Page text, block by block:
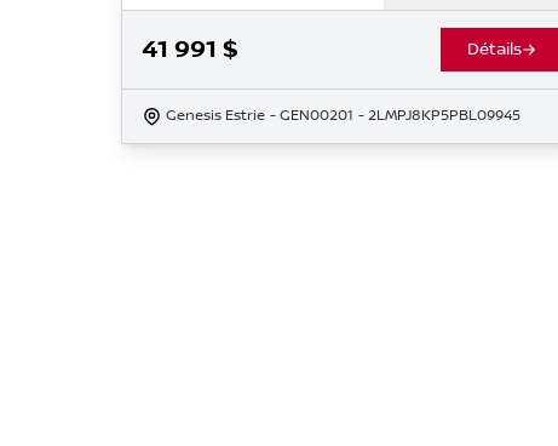
41 991 $ Détails
Genesis Estrie - GEN00201 - 2LMPJ8KP5PBL09945